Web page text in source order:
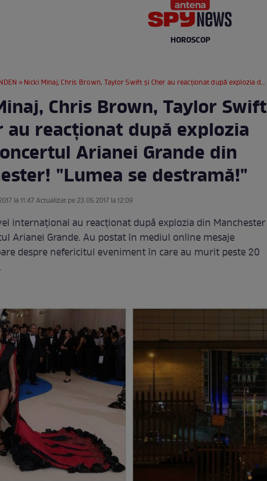
HOROSCOP
» Nicki Minaj, Chris Brown, Taylor Swift şi Cher au reacţionat după explozia de la concertul Arianei Grande din Manchester! "Lumea se destramă!"
Chris Brown, Taylor Swift
au reacţionat după explozia
Arianei Grande din
"Lumea se destramă!"
la 11:47 Actualizat pe 23.05.2017 la 12:09
internaţional au reacţionat după explozia din Manchester
Arianei Grande. Au postat în mediul online mesaje
despre nefericitul eveniment în care au murit peste 20